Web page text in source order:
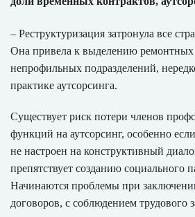
– Реструктуризация затронула все
Она привела к выделению ремонтных
непрофильных подразделений,
практике аутсорсинга.
Существует риск потери членов
функций на аутсорсинг, особенно
не настроен на конструктивный
препятствует созданию социального
Начинаются проблемы при
договоров, с соблюдением трудового